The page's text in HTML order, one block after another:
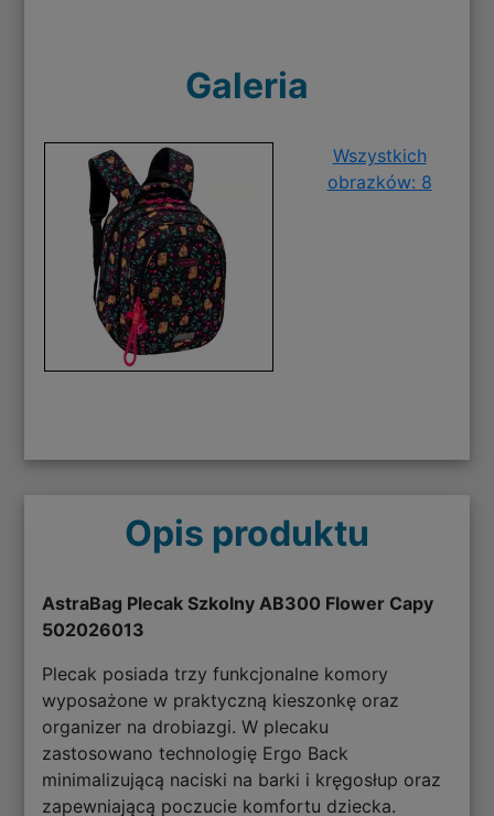
Galeria
Wszystkich
obrazków: 8
Opis produktu
AstraBag Plecak Szkolny AB300 Flower Capy
502026013
Plecak posiada trzy funkcjonalne komory
wyposażone w praktyczną kieszonkę oraz
organizer na drobiazgi. W plecaku
zastosowano technologię Ergo Back
minimalizującą naciski na barki i kręgosłup oraz
zapewniającą poczucie komfortu dziecka.